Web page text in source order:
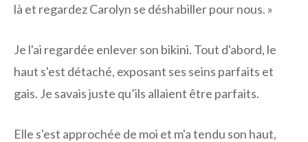
là et regardez Carolyn se déshabiller pour nous. »
Je l'ai regardée enlever son bikini. Tout d'abord, le
haut s'est détaché, exposant ses seins parfaits et
gais. Je savais juste qu’ils allaient être parfaits.
Elle s'est approchée de moi et m'a tendu son haut,